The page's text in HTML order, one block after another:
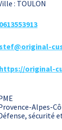
: TOULON
0613553913
https://original-
Alpes-
sécurité